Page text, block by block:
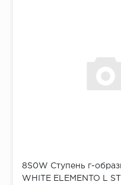
8S0W Ступень г-
WHITE ELEMENTO L